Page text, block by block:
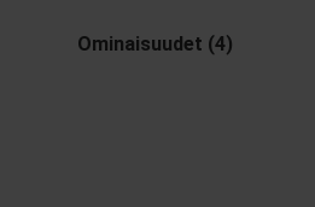
Ominaisuudet (4)